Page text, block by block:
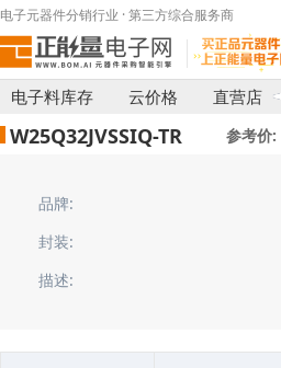
电子元器件分销行业 · 第三方综合服务商
电子料库存 云价格 直营店
W25Q32JVSSIQ-TR 参考价:
品牌:
封装:
描述: